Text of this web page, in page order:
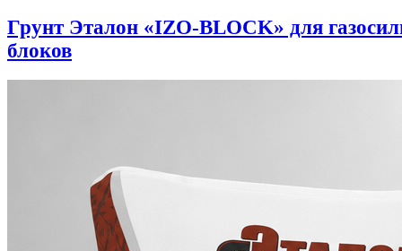
Грунт Эталон «IZO-BLOCK» для
блоков